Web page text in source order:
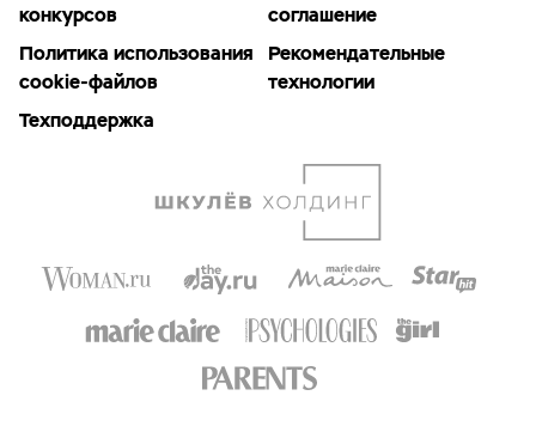
конкурсов
соглашение
Политика использования
cookie-файлов
Рекомендательные
технологии
Техподдержка